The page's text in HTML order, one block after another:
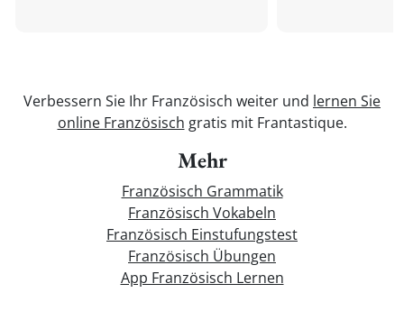
Verbessern Sie Ihr Französisch weiter und lernen Sie
online Französisch gratis mit Frantastique.
Mehr
Französisch Grammatik
Französisch Vokabeln
Französisch Einstufungstest
Französisch Übungen
App Französisch Lernen